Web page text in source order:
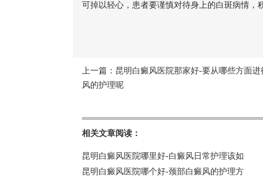
可掉以轻心，患者要谨慎对待身上的白斑病情，
上一篇： 昆明白癜风医院那家好-要从哪些方面进
风的护理呢
相关文章阅读：
昆明白癜风医院哪里好-白癜风日常护理该如
昆明白癜风医院哪个好-颈部白癜风的护理方